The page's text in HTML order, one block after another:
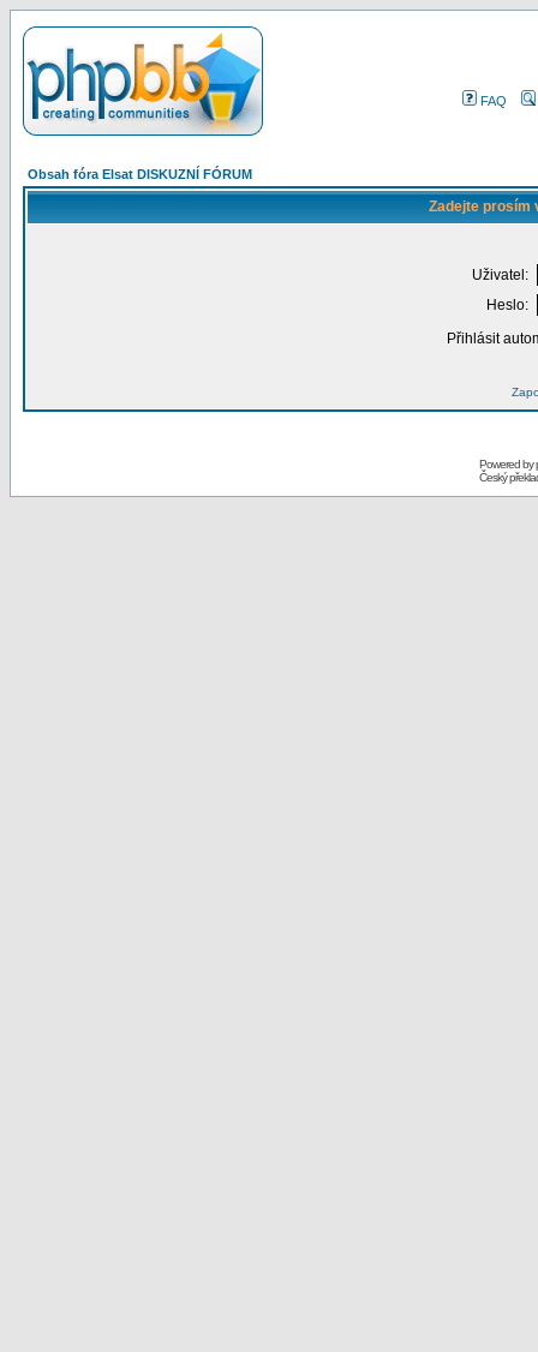
FAQ
Obsah fóra Elsat DISKUZNÍ FÓRUM
Zadejte prosím
Uživatel:
Heslo:
Přihlásit
Powered by
Český